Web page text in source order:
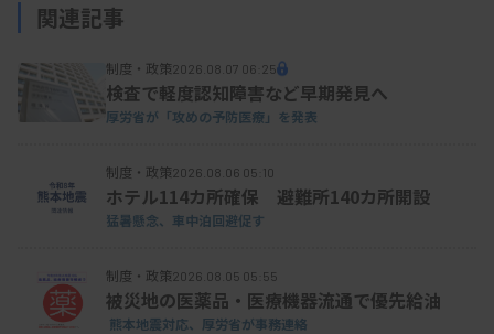
検査実施の方針を柔軟に変更し、社会経済活動の回
復・維持も検査の目的とする。
資料はこちら
関連記事
制度・政策2026.08.07 06:25
検査で軽度認知障害など早期発見へ
厚労省が「攻めの予防医療」を発表
制度・政策2026.08.06 05:10
ホテル114カ所確保 避難所140カ所開設
猛暑懸念、車中泊回避促す
制度・政策2026.08.05 05:55
被災地の医薬品・医療機器流通で優先給油
熊本地震対応、厚労省が事務連絡